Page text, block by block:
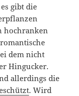
gibt die
hochranken
dem nicht
Hingucker.
allerdings die
. Wird